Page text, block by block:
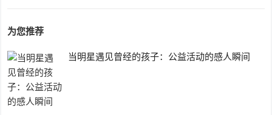
为您推荐
当明星遇见曾经的孩子：公益活动的感人瞬间